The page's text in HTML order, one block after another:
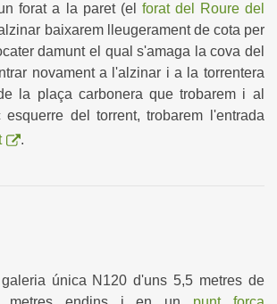
forat a la paret (el forat del Roure del
baixarem lleugerament de cota per
damunt el qual s'amaga la cova del
novament a l'alzinar i a la torrentera
la plaça carbonera que trobarem i al
esquerre del torrent, trobarem l'entrada
.
única N120 d'uns 5,5 metres de